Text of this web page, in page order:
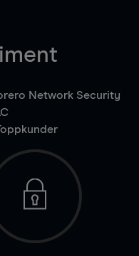
Network Security